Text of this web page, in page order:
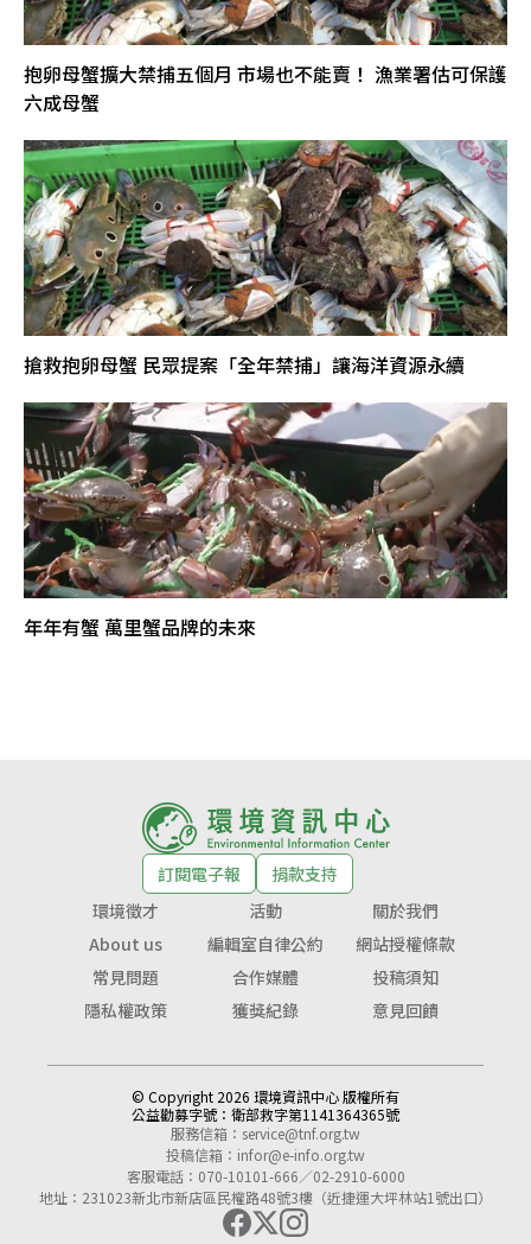
抱卵母蟹擴大禁捕五個月 市場也不能賣！ 漁業署估可保護
六成母蟹
搶救抱卵母蟹 民眾提案「全年禁捕」讓海洋資源永續
年年有蟹 萬里蟹品牌的未來
訂閱電子報
捐款支持
環境徵才
活動
關於我們
About us
編輯室自律公約
網站授權條款
常見問題
合作媒體
投稿須知
隱私權政策
獲獎紀錄 意見回饋
© Copyright 2026 環境資訊中心 版權所有
公益勸募字號： 衛部救字第1141364365號
服務信箱： service@tnf.org.tw
投稿信箱： infor@e-info.org.tw
客服電話：070-10101-666／02-2910-6000
地址：231023新北市新店區民權路48號3樓（近捷運大坪林站1號出口）